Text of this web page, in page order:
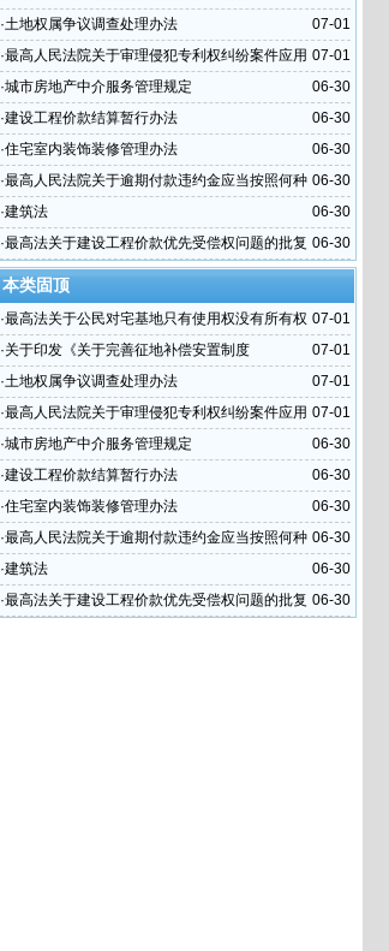
07-01
·土地权属争议调查处理办法
07-01
·最高人民法院关于审理侵犯专利权纠纷案件应用
法律若干问题的解释
06-30
·城市房地产中介服务管理规定
06-30
·建设工程价款结算暂行办法
06-30
·住宅室内装饰装修管理办法
06-30
·最高人民法院关于逾期付款违约金应当按照何种
标准计算问题的批复
06-30
·建筑法
06-30
·最高法关于建设工程价款优先受偿权问题的批复
本类固顶
07-01
·最高法关于公民对宅基地只有使用权没有所有权
的批复
07-01
·关于印发《关于完善征地补偿安置制度
07-01
·土地权属争议调查处理办法
07-01
·最高人民法院关于审理侵犯专利权纠纷案件应用
法律若干问题的解释
06-30
·城市房地产中介服务管理规定
06-30
·建设工程价款结算暂行办法
06-30
·住宅室内装饰装修管理办法
06-30
·最高人民法院关于逾期付款违约金应当按照何种
标准计算问题的批复
06-30
·建筑法
06-30
·最高法关于建设工程价款优先受偿权问题的批复